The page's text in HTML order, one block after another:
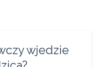
wjedzie